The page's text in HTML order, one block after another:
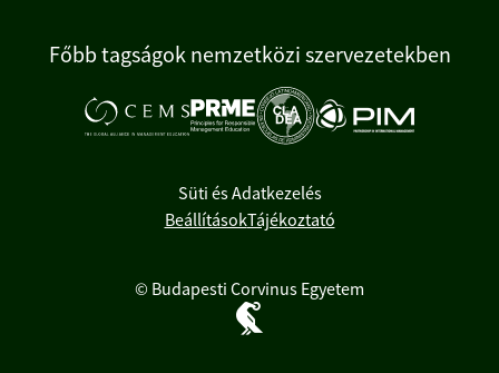
Főbb tagságok nemzetközi szervezetekben
Süti és Adatkezelés
BeállításokTájékoztató
© Budapesti Corvinus Egyetem